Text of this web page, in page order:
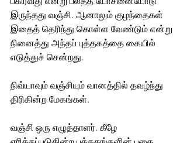
இருந்தது வஞ்சி. ஆனாலும் குழந்தைகள்
இதைத் தெரிந்து கொள்ள வேண்டும் என்று
நினைத்து அந்தப் புத்தகத்தை கையில்
எடுத்துச் சென்றது.
நிவ்யாவும் வஞ்சியும் வானத்தில் தவழ்ந்து
திரிகின்ற மேகங்கள்.
வஞ்சி ஒரு எழுத்தாளர். கீழே